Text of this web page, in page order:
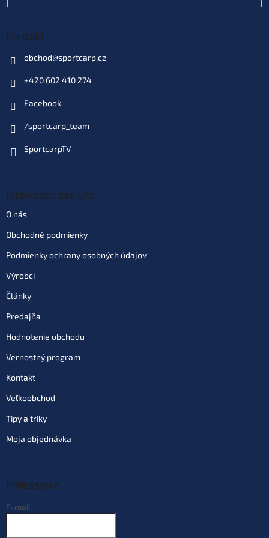
43117EAN:5060461121787
Velikost: XXXL (KCL192)
43118
Kontakt
obchod@sportcarp.cz
+420 602 410 274
Facebook
/sportcarp_team
SportcarpTV
Informace pro vás
O nás
Obchodné podmienky
Podmienky ochrany osobných údajov
Výrobci
Články
Predajňa
Hodnotenie obchodu
Vernostný program
Kontakt
Veľkoobchod
Tipy a triky
Moja objednávka
Prihlásenie
E-mail